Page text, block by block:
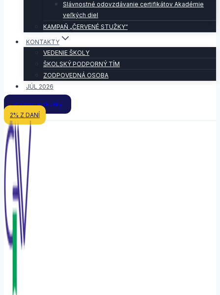
Slávnostné odovzdávanie certifikátov Akadémie
veľkých diel
KAMPAŇ „ČERVENÉ STUŽKY“
KONTAKTY
VEDENIE ŠKOLY
ŠKOLSKÝ PODPORNÝ TÍM
ZODPOVEDNÁ OSOBA
JÚL 2026
Prijímacie skúšky
2% Z DANÍ